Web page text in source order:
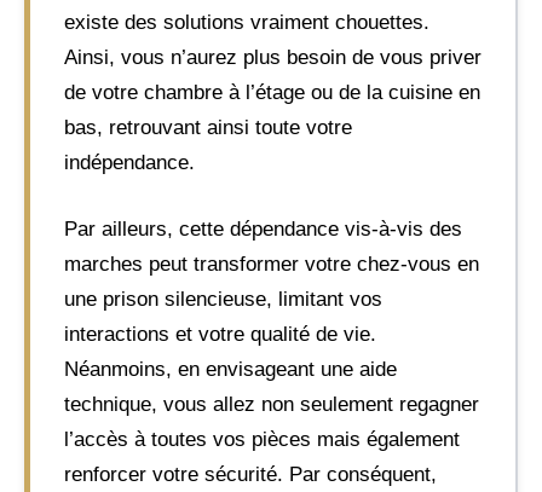
existe des solutions vraiment chouettes.
Ainsi, vous n’aurez plus besoin de vous priver
de votre chambre à l’étage ou de la cuisine en
bas, retrouvant ainsi toute votre
indépendance.
Par ailleurs, cette dépendance vis-à-vis des
marches peut transformer votre chez-vous en
une prison silencieuse, limitant vos
interactions et votre qualité de vie.
Néanmoins, en envisageant une aide
technique, vous allez non seulement regagner
l’accès à toutes vos pièces mais également
renforcer votre sécurité. Par conséquent,